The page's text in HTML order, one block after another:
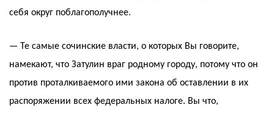
себя округ поблагополучнее.
— Те самые сочинские власти, о которых Вы говорите,
намекают, что Затулин враг родному городу, потому что он
против проталкиваемого ими закона об оставлении в их
распоряжении всех федеральных налоге. Вы что,